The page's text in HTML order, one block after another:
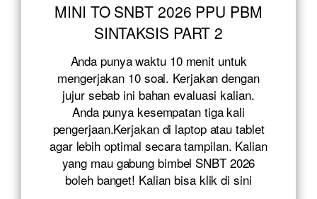
MINI TO SNBT 2026 PPU PBM
SINTAKSIS PART 2
Anda punya waktu 10 menit untuk
mengerjakan 10 soal. Kerjakan dengan
jujur sebab ini bahan evaluasi kalian.
Anda punya kesempatan tiga kali
pengerjaan.Kerjakan di laptop atau tablet
agar lebih optimal secara tampilan. Kalian
yang mau gabung bimbel SNBT 2026
boleh banget! Kalian bisa klikdi sini